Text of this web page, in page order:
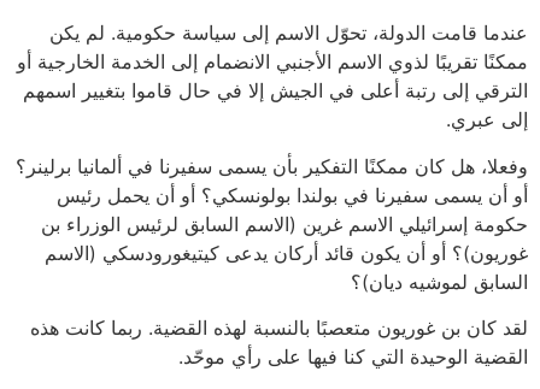
عندما قامت الدولة، تحوّل الاسم إلى سياسة حكومية. لم يكن
ممكنًا تقريبًا لذوي الاسم الأجنبي الانضمام إلى الخدمة الخارجية أو
الترقي إلى رتبة أعلى في الجيش إلا في حال قاموا بتغيير اسمهم
إلى عبري.
وفعلا، هل كان ممكنًا التفكير بأن يسمى سفيرنا في ألمانيا برلينر؟
أو أن يسمى سفيرنا في بولندا بولونسكي؟ أو أن يحمل رئيس
حكومة إسرائيلي الاسم غرين (الاسم السابق لرئيس الوزراء بن
غوريون)؟ أو أن يكون قائد أركان يدعى كيتيغورودسكي (الاسم
السابق لموشيه ديان)؟
لقد كان بن غوريون متعصبًا بالنسبة لهذه القضية. ربما كانت هذه
القضية الوحيدة التي كنا فيها على رأي موحّد.